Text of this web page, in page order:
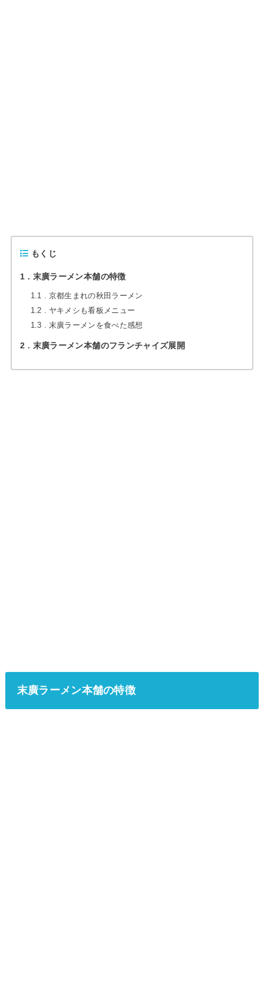
もくじ
1 末廣ラーメン本舗の特徴
1.1
京都生まれの秋田ラーメン
1.2
ヤキメシも看板メニュー
1.3
末廣ラーメンを食べた感想
2 末廣ラーメン本舗のフランチャイズ展開
末廣ラーメン本舗の特徴